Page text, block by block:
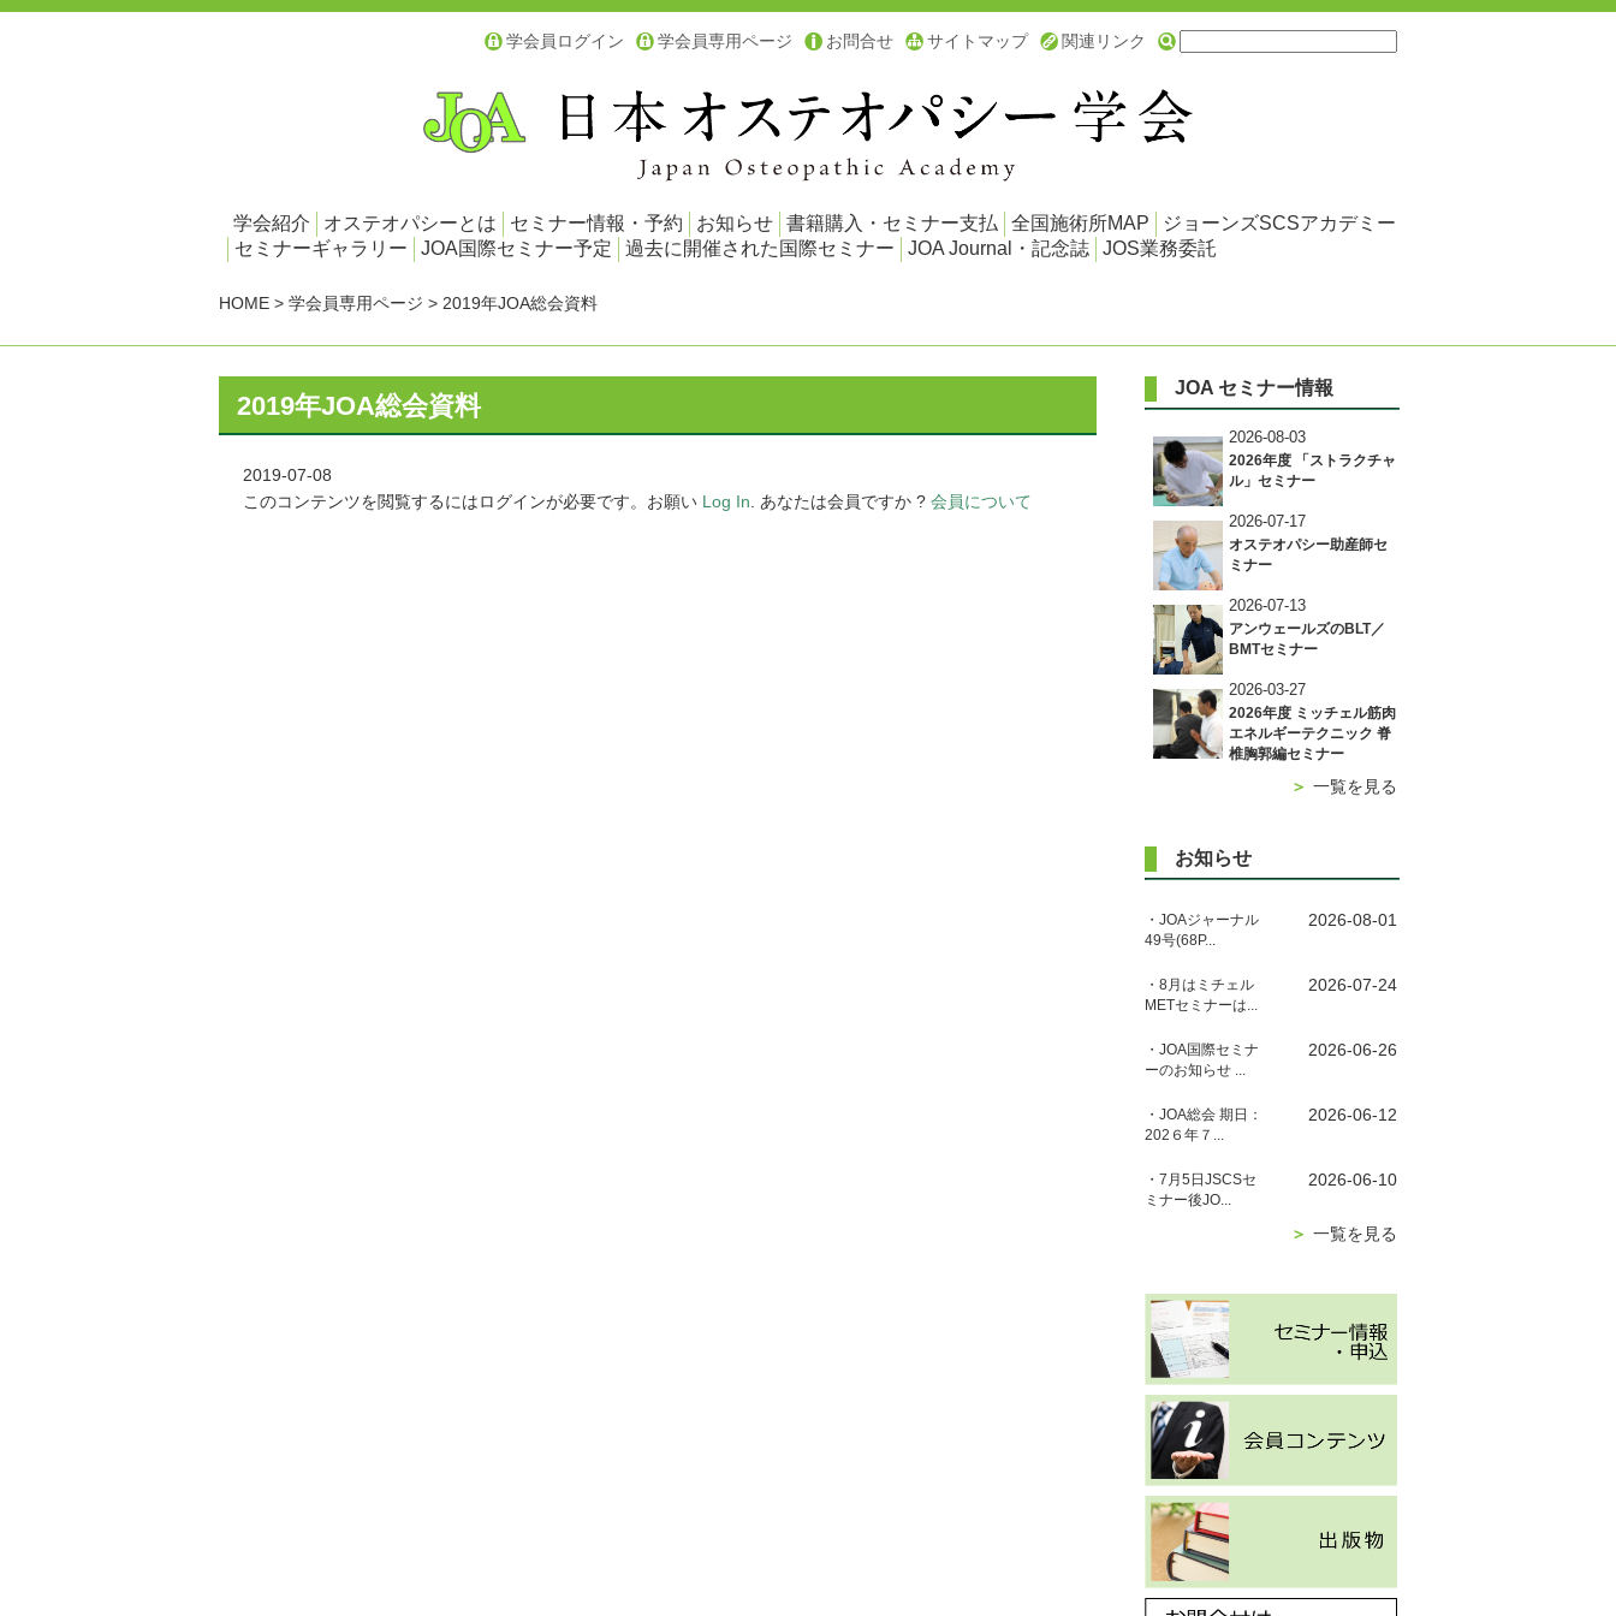
関連リンク
サイトマップ
お問合せ
学会員専用ページ
学会員ログイン
学会紹介 オステオパシーとは セミナー情報・予約 お知らせ 書籍購入・セミナー支払 全国施術所MAP
ジョーンズSCSアカデミー
セミナーギャラリー
JOA国際セミナー予定 過去に開催された国際セミナー JOA Journal・記念誌 JOS業務委託
HOME > 学会員専用ページ > 2019年JOA総会資料
2019年JOA総会資料
2019-07-08
このコンテンツを閲覧するにはログインが必要です。お願い Log In . あなたは会員ですか ? 会員について
JOA セミナー情報
2026-08-03
2026年度 「ストラクチャ
ル」セミナー
2026-07-17
オステオパシー助産師セ
ミナー
2026-07-13
アンウェールズのBLT／
BMTセミナー
2026-03-27
2026年度 ミッチェル筋肉
エネルギーテクニック 脊
椎胸郭編セミナー
＞ 一覧を見る
お知らせ
・JOAジャーナル
49号(68P...
2026-08-01
・8月はミチェル
METセミナーは...
2026-07-24
・JOA国際セミナ
ーのお知らせ ...
2026-06-26
・JOA総会 期日：
202６年７...
2026-06-12
・7月5日JSCSセ
ミナー後JO...
2026-06-10
＞ 一覧を見る